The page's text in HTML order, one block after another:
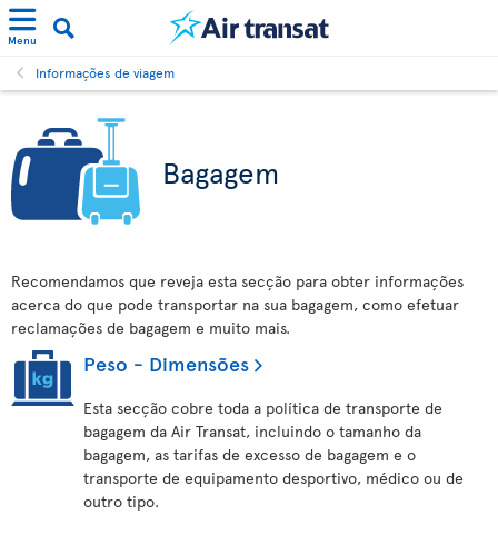
Menu
Informações de viagem
Bagagem
Recomendamos que reveja esta secção para obter informações
acerca do que pode transportar na sua bagagem, como efetuar
reclamações de bagagem e muito mais.
Peso - Dimensões
Esta secção cobre toda a política de transporte de
bagagem da Air Transat, incluindo o tamanho da
bagagem, as tarifas de excesso de bagagem e o
transporte de equipamento desportivo, médico ou de
outro tipo.